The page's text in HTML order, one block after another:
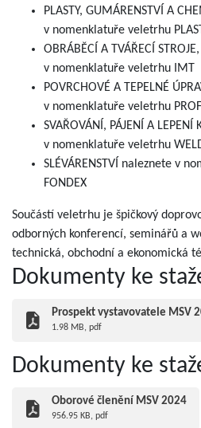
PLASTY, GUMÁRENSTVÍ A
v nomenklatuře veletrhu
OBRÁBĚCÍ A TVÁŘECÍ
v nomenklatuře veletrhu IMT
POVRCHOVÉ A TEPELNÉ
v nomenklatuře veletrhu
SVAŘOVÁNÍ, PÁJENÍ A
v nomenklatuře veletrhu
SLÉVÁRENSTVÍ naleznete v
FONDEX
Součástí veletrhu je špičkový
odborných konferencí, seminářů a
technická, obchodní a ekonomická
Dokumenty ke
Prospekt vystavovatele MSV
1.98 MB, pdf
Dokumenty ke
Oborové členění MSV 2024
956.95 KB, pdf